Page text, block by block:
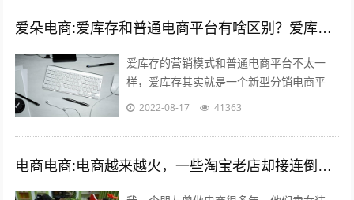
爱朵电商:爱库存和普通电商平台有啥区别？爱库存怎么赚钱？
爱库存的营销模式和普通电商平台不太一
样，爱库存其实就是一个新型分销电商平
台，分销嘛，自然需要更多的店主，所以，
多...
2022-08-17 41363
电商电商:电商越来越火，一些淘宝老店却接连倒闭，现在开网店到底有多难赚钱？